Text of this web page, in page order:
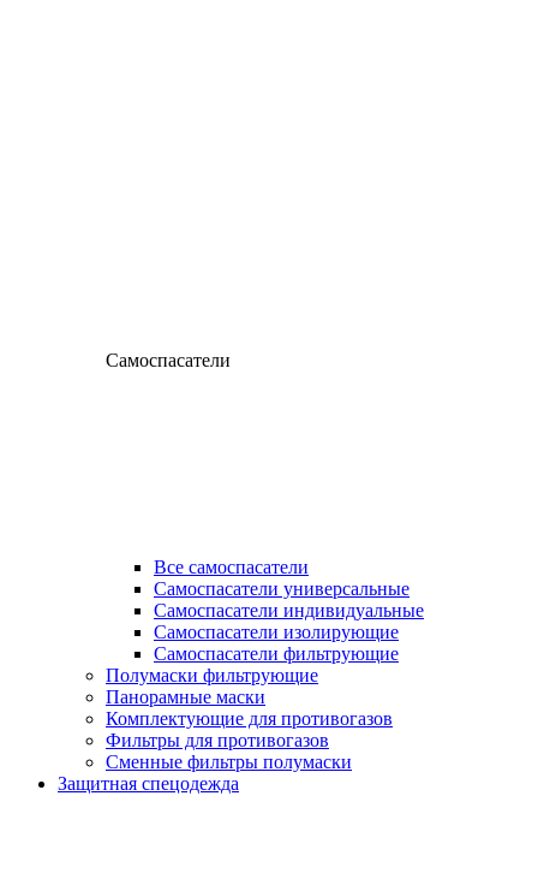
Самоспасатели
Все самоспасатели
Самоспасатели универсальные
Самоспасатели индивидуальные
Самоспасатели изолирующие
Самоспасатели фильтрующие
Полумаски фильтрующие
Панорамные маски
Комплектующие для противогазов
Фильтры для противогазов
Сменные фильтры полумаски
Защитная спецодежда